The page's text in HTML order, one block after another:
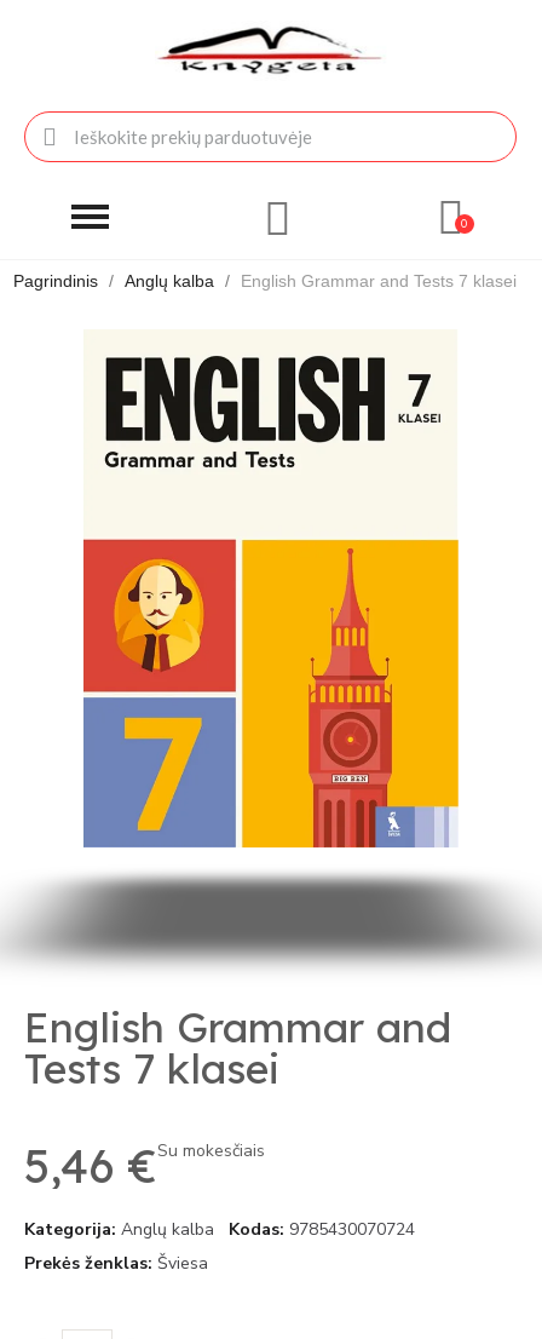
Pagrindinis Anglų kalba English Grammar and Tests 7 klasei
English Grammar and
Tests 7 klasei
5,46 €Su mokesčiais
Kategorija Anglų kalba Kodas 9785430070724
Prekės ženklas Šviesa